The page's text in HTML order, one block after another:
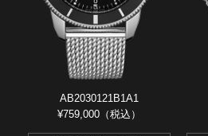
AB2030121B1A1
¥759,000（税込）